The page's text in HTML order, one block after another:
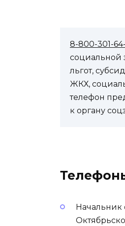
8-800-301-
социальной
льгот,
ЖКХ,
телефон
к органу
Начальник